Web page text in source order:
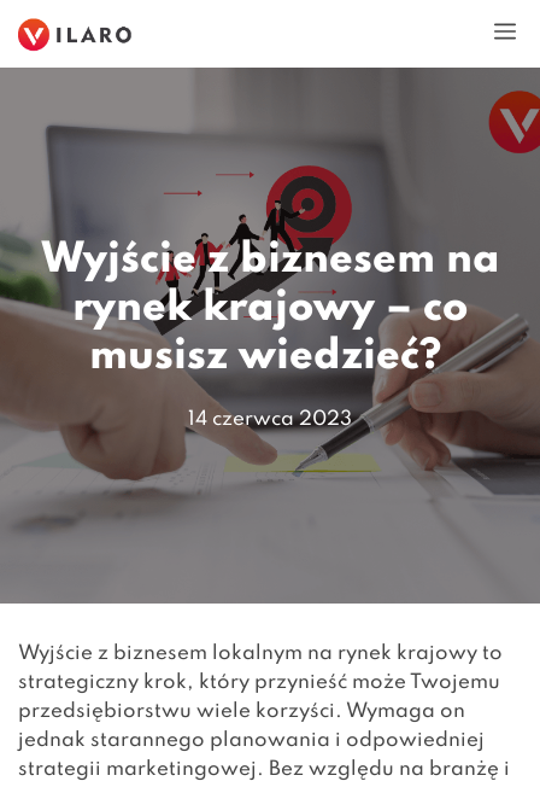
do
treści
Wyjście z biznesem na
rynek krajowy – co
musisz wiedzieć?
14 czerwca 2023
Wyjście z biznesem lokalnym na rynek krajowy to
strategiczny krok, który przynieść może Twojemu
przedsiębiorstwu wiele korzyści. Wymaga on
jednak starannego planowania i odpowiedniej
strategii marketingowej. Bez względu na branżę i